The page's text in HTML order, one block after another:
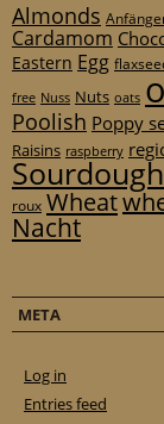
Almonds
Cardamom
Eastern Egg
free Nuss Nuts oats
Poolish Poppy
Raisins raspberry
Sourdough
roux Wheat
Nacht
META
Log in
Entries feed